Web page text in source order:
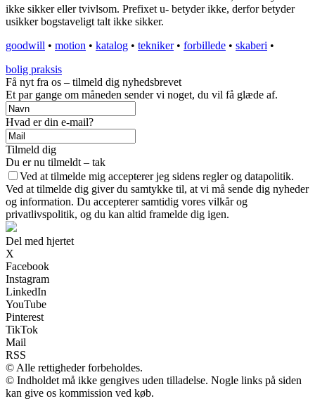
ikke sikker eller tvivlsom. Prefixet u- betyder ikke, derfor betyder
usikker bogstaveligt talt ikke sikker.
goodwill • motion • katalog • tekniker• forbillede • skaberi •
bolig praksis
Få nyt fra os – tilmeld dig nyhedsbrevet
Et par gange om måneden sender vi noget, du vil få glæde af.
Hvad er din e-mail?
Tilmeld dig
Du er nu tilmeldt – tak
Ved at tilmelde mig accepterer jeg sidens regler og datapolitik.
Ved at tilmelde dig giver du samtykke til, at vi må sende dig nyheder
og information. Du accepterer samtidig vores vilkår og
privatlivspolitik, og du kan altid framelde dig igen.
Del med hjertet
X
Facebook
Instagram
LinkedIn
YouTube
Pinterest
TikTok
Mail
RSS
© Alle rettigheder forbeholdes.
© Indholdet må ikke gengives uden tilladelse. Nogle links på siden
kan give os kommission ved køb.